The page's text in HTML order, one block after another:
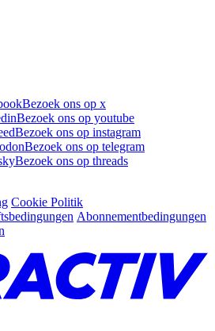
Bezoek ons op x
Bezoek ons op youtube
Bezoek ons op instagram
Bezoek ons op telegram
Bezoek ons op threads
Cookie Politik
Abonnementbedingungen